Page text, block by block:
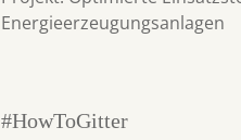
Energieerzeugungsanlagen
#HowToGitter